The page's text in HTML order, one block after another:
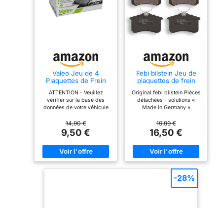
Valeo Jeu de 4
Plaquettes de Frein
Essieu Arrière
ATTENTION - Veuillez
vérifier sur la base des
données de votre véhicule
est compatible avec votre
véhicule et tenez compte, le
cas échéant, des
restrictions/critères
existants. COMPATIBLE
AVEC: AUDI A1 City Carver,
14,90 €
9,50 €
Febi bilstein Jeu de
plaquettes de frein
Original febi bilstein Pièces
détachées - solutions «
Made in Germany »
52,9 mm, marque de
certification : homologué
ECE R90, côté installation :
essieu arrière, épaisseur de
la garniture de friction (y
compris la plaque arrière) :
contact d'avertissement
d'usure : sans contact
d'avertissement d'usure
19,99 €
16,50 €
-28%